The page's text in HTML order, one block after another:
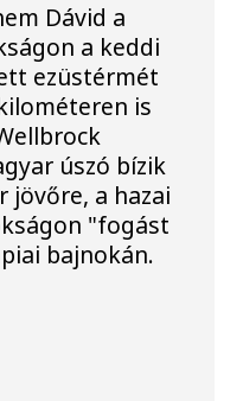
Dávid a
a keddi
ezüstérmét
is
úszó bízik
jövőre, a hazai
"fogást
bajnokán.